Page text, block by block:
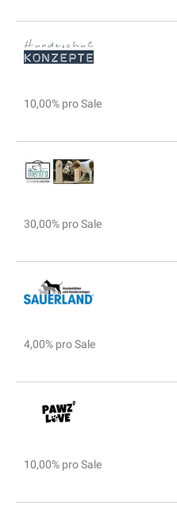
10,00% pro Sale
30,00% pro Sale
4,00% pro Sale
10,00% pro Sale